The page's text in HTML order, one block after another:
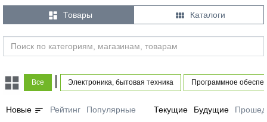
 Товары  Каталоги
Все | Электроника, бытовая техника Программное
Новые sort Рейтинг Популярные Текущие Будущие